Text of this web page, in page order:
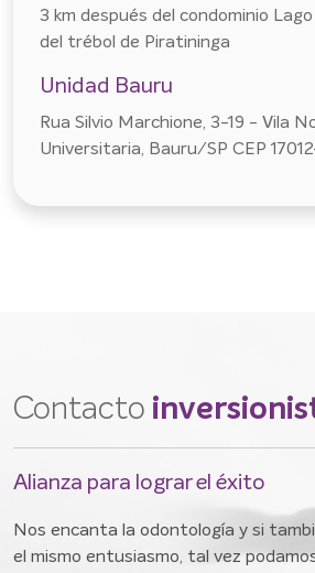
3 km después del condominio
del trébol de Piratininga
Unidad Bauru
Rua Silvio Marchione, 3-19 - Vila
Universitaria, Bauru/SP CEP
Contacto
Alianza para lograr el éxito
Nos encanta la odontología y si
el mismo entusiasmo, tal vez